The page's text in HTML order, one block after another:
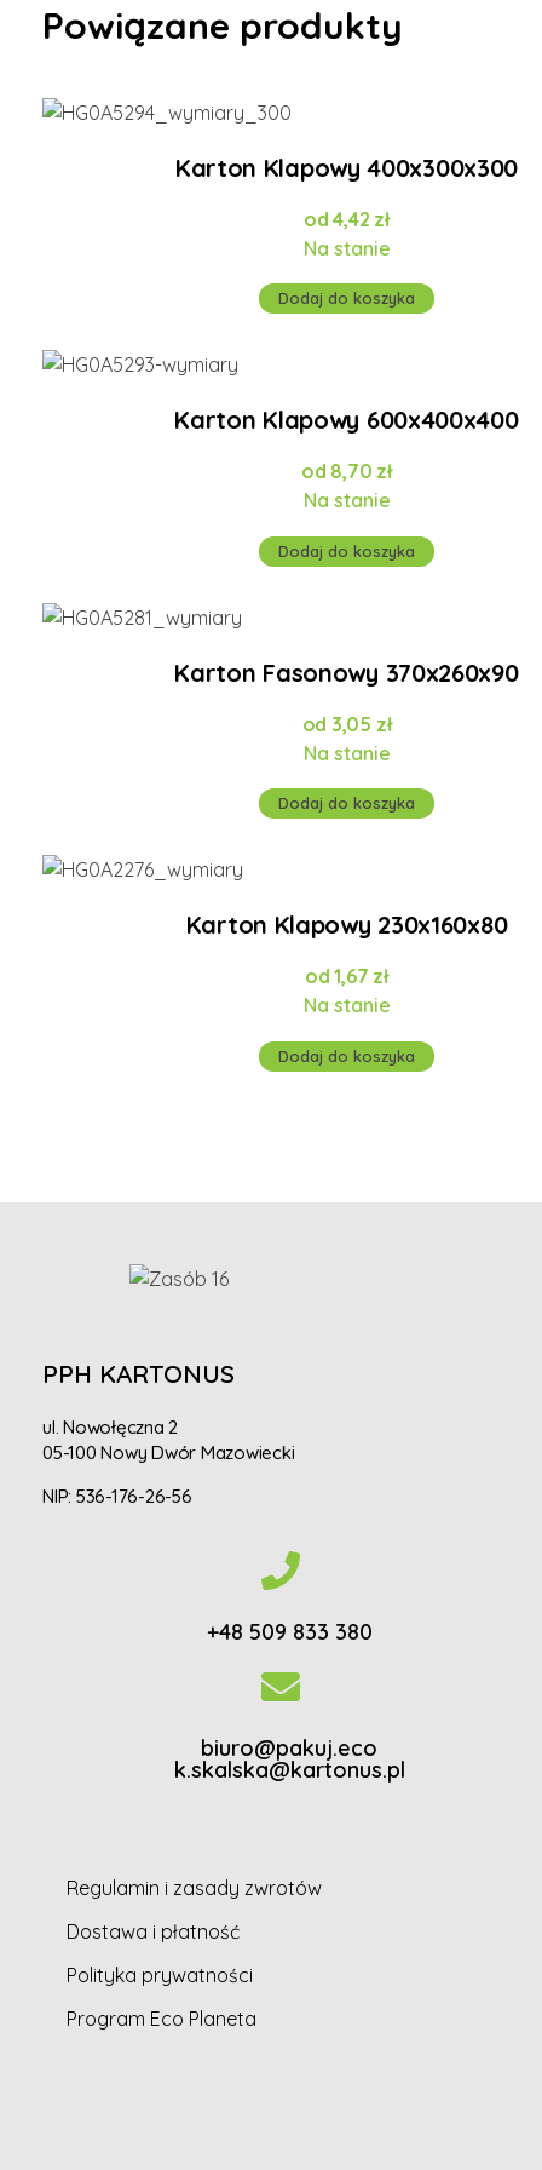
Powiązane produkty
Karton Klapowy 400x300x300
4,42 zł
Na stanie
Dodaj do koszyka
Karton Klapowy 600x400x400
8,70 zł
Na stanie
Dodaj do koszyka
Karton Fasonowy 370x260x90
3,05 zł
Na stanie
Dodaj do koszyka
Karton Klapowy 230x160x80
1,67 zł
Na stanie
Dodaj do koszyka
PPH KARTONUS
ul. Nowołęczna 2
05-100 Nowy Dwór Mazowiecki
NIP: 536-176-26-56
+48 509 833 380
biuro@pakuj.eco
k.skalska@kartonus.pl
Regulamin i zasady zwrotów
Dostawa i płatność
Polityka prywatności
Program Eco Planeta